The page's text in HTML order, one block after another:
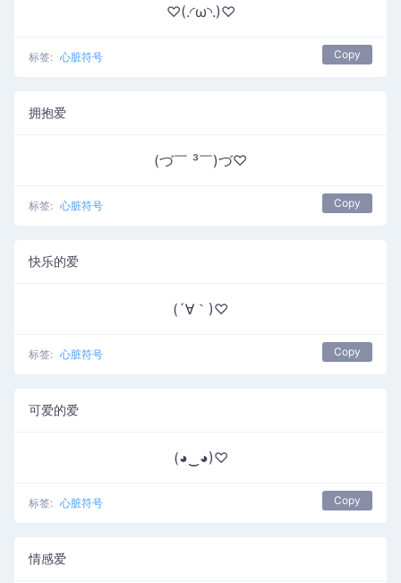
♡(.◜ω◝.)♡
标签: 心脏符号 Copy
拥抱爱
(づ￣ ³￣)づ♡
标签: 心脏符号 Copy
快乐的爱
(´∀｀)♡
标签: 心脏符号 Copy
可爱的爱
(◕‿◕)♡
标签: 心脏符号 Copy
情感爱